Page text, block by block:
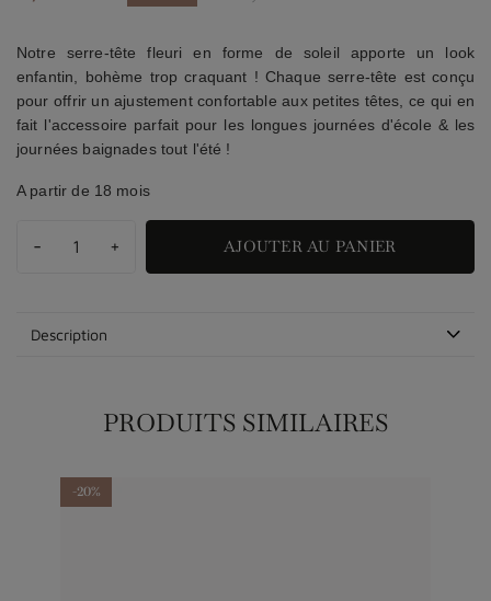
Notre serre-tête fleuri en forme de soleil apporte un look
enfantin, bohème trop craquant ! Chaque serre-tête est conçu
pour offrir un ajustement confortable aux petites têtes, ce qui en
fait l'accessoire parfait pour les longues journées d'école & les
journées baignades tout l'été !
A partir de 18 mois
- + AJOUTER AU PANIER
Description
PRODUITS SIMILAIRES
-20%